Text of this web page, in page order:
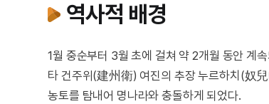
역사적 배경
1월 중순부터 3월 초에 걸쳐 약 2개월 동안 계
타 건주위(建州衛) 여진의 추장 누르하치(奴
농토를 탐내어 명나라와 충돌하게 되었다.